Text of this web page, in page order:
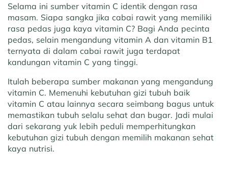
Selama ini sumber vitamin C identik dengan rasa
masam. Siapa sangka jika cabai rawit yang memiliki
rasa pedas juga kaya vitamin C? Bagi Anda pecinta
pedas, selain mengandung vitamin A dan vitamin B1
ternyata di dalam cabai rawit juga terdapat
kandungan vitamin C yang tinggi.
Itulah beberapa sumber makanan yang mengandung
vitamin C. Memenuhi kebutuhan gizi tubuh baik
vitamin C atau lainnya secara seimbang bagus untuk
memastikan tubuh selalu sehat dan bugar. Jadi mulai
dari sekarang yuk lebih peduli memperhitungkan
kebutuhan gizi tubuh dengan memilih makanan sehat
kaya nutrisi.